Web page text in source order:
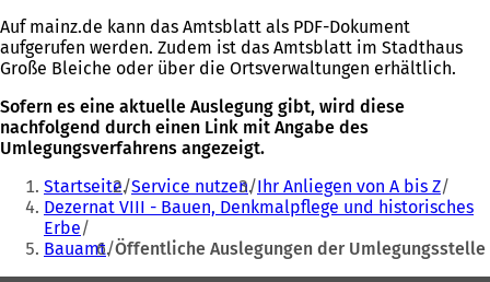
Auf mainz.de kann das Amtsblatt als PDF-Dokument
aufgerufen werden. Zudem ist das Amtsblatt im Stadthaus
Große Bleiche oder über die Ortsverwaltungen erhältlich.
Sofern es eine aktuelle Auslegung gibt, wird diese
nachfolgend durch einen Link mit Angabe des
Umlegungsverfahrens angezeigt.
Sie
befinden
sich
hier:
Startseite Service nutzen Ihr Anliegen von A bis Z
Dezernat VIII - Bauen, Denkmalpflege und historisches
Erbe
Bauamt Öffentliche Auslegungen der Umlegungsstelle